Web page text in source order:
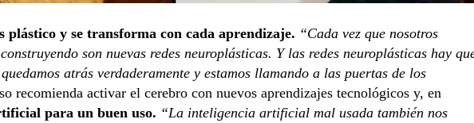
plástico y se transforma con cada aprendizaje. “Cada vez que nosotros
son nuevas redes neuroplásticas. Y las redes neuroplásticas hay
atrás verdaderamente y estamos llamando a las puertas de los
recomienda activar el cerebro con nuevos aprendizajes tecnológicos y, en
para un buen uso. “La inteligencia artificial mal usada también nos